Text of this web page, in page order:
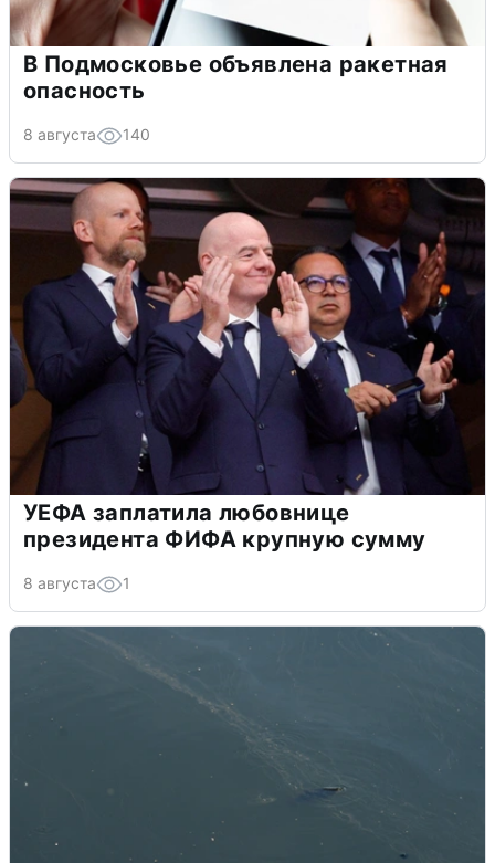
В Подмосковье объявлена ракетная
опасность
8 августа 140
УЕФА заплатила любовнице
президента ФИФА крупную сумму
8 августа 1